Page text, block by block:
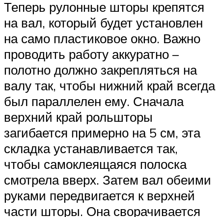
Теперь рулонные шторы крепятся
на вал, который будет установлен
на само пластиковое окно. Важно
проводить работу аккуратно –
полотно должно закрепляться на
валу так, чтобы нижний край всегда
был параллелен ему. Сначала
верхний край рольшторы
загибается примерно на 5 см, эта
складка устанавливается так,
чтобы самоклеящаяся полоска
смотрела вверх. Затем вал обеими
руками передвигается к верхней
части шторы. Она сворачивается